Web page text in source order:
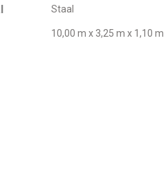
Staal
10,00 m x 3,25 m x 1,10 m